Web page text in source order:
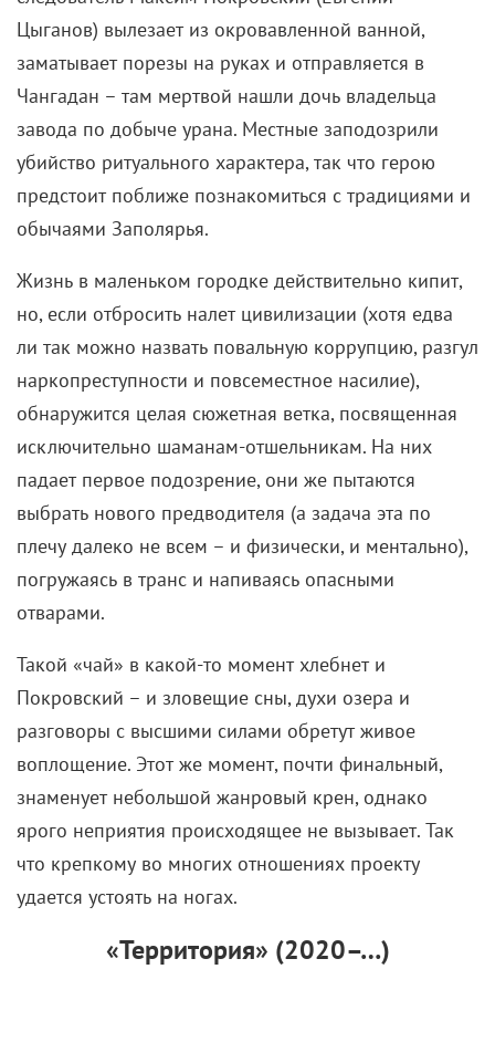
Цыганов) вылезает из окровавленной ванной,
заматывает порезы на руках и отправляется в
Чангадан – там мертвой нашли дочь владельца
завода по добыче урана. Местные заподозрили
убийство ритуального характера, так что герою
предстоит поближе познакомиться с традициями и
обычаями Заполярья.
Жизнь в маленьком городке действительно кипит,
но, если отбросить налет цивилизации (хотя едва
ли так можно назвать повальную коррупцию, разгул
наркопреступности и повсеместное насилие),
обнаружится целая сюжетная ветка, посвященная
исключительно шаманам-отшельникам. На них
падает первое подозрение, они же пытаются
выбрать нового предводителя (а задача эта по
плечу далеко не всем – и физически, и ментально),
погружаясь в транс и напиваясь опасными
отварами.
Такой «чай» в какой-то момент хлебнет и
Покровский – и зловещие сны, духи озера и
разговоры с высшими силами обретут живое
воплощение. Этот же момент, почти финальный,
знаменует небольшой жанровый крен, однако
ярого неприятия происходящее не вызывает. Так
что крепкому во многих отношениях проекту
удается устоять на ногах.
«Территория» (2020–…)